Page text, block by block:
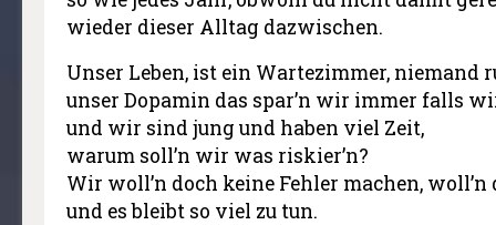
wieder dieser Alltag dazwischen.
Unser Leben, ist ein Wartezimmer, niemand
unser Dopamin das spar’n wir immer falls
und wir sind jung und haben viel Zeit,
warum soll’n wir was riskier’n?
Wir woll’n doch keine Fehler machen,
und es bleibt so viel zu tun.